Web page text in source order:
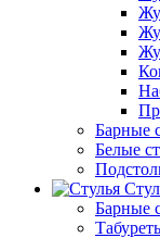
Барные
Белые
Барные